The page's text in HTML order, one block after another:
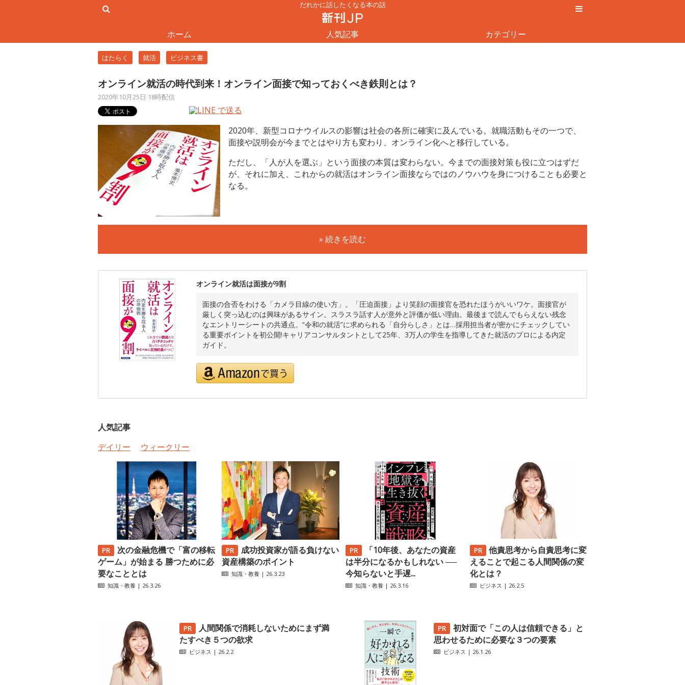
だれかに話したくなる本の話
ホーム 人気記事 カテゴリー
はたらく 就活 ビジネス書
オンライン就活の時代到来！オンライン面接で知っておくべき鉄則とは？
2020年10月25日 18時配信
2020年、新型コロナウイルスの影響は社会の各所に確実に及んでいる。就職活動もその一つで、
面接や説明会が今までとはやり方も変わり、オンライン化へと移行している。
ただし、「人が人を選ぶ」という面接の本質は変わらない。今までの面接対策も役に立つはずだ
が、それに加え、これからの就活はオンライン面接ならではのノウハウを身につけることも必要と
なる。
» 続きを読む
オンライン就活は面接が9割
面接の合否をわける「カメラ目線の使い方」。「圧迫面接」より笑顔の面接官を恐れたほうがいいワケ。面接官が
厳しく突っ込むのは興味があるサイン。スラスラ話す人が意外と評価が低い理由。最後まで読んでもらえない残念
なエントリーシートの共通点。“令和の就活”に求められる「自分らしさ」とは…採用担当者が密かにチェックしてい
る重要ポイントを初公開!キャリアコンサルタントとして25年、3万人の学生を指導してきた就活のプロによる内定
ガイド。
人気記事
デイリー
ウィークリー
次の金融危機で「富の移転
ゲーム」が始まる 勝つために必
要なこととは
知識・教養 | 26.3.26
成功投資家が語る負けない
資産構築のポイント
知識・教養 | 26.3.23
「10年後、あなたの資産
は半分になるかもしれない ──
今知らないと手遅...
知識・教養 | 26.3.16
他責思考から自責思考に変
えることで起こる人間関係の変
化とは？
ビジネス | 26.2.5
人間関係で消耗しないためにまず満
たすべき５つの欲求
ビジネス | 26.2.2
初対面で「この人は信頼できる」と
思わせるために必要な３つの要素
ビジネス | 26.1.26